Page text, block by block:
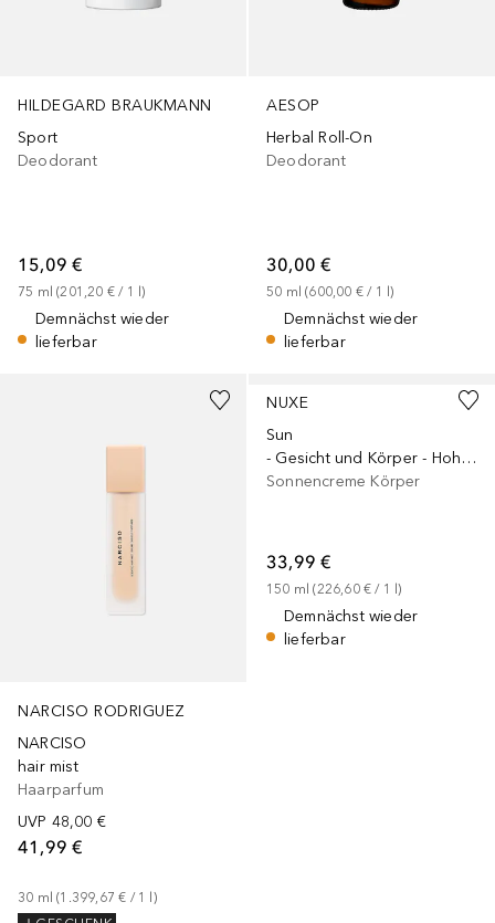
HILDEGARD BRAUKMANN
Sport
Deodorant
15,09 €
75 ml (201,20 € / 1 l)
Demnächst wieder
lieferbar
AESOP
Herbal Roll-On
Deodorant
30,00 €
50 ml (600,00 € / 1 l)
Demnächst wieder
lieferbar
NARCISO RODRIGUEZ
NARCISO
hair mist
Haarparfum
UVP 48,00 €
41,99 €
30 ml (1.399,67 € / 1 l)
NUXE
Sun
- Gesicht und Körper - Hoher Schutz - LSF 50
Sonnencreme Körper
33,99 €
150 ml (226,60 € / 1 l)
Demnächst wieder
lieferbar